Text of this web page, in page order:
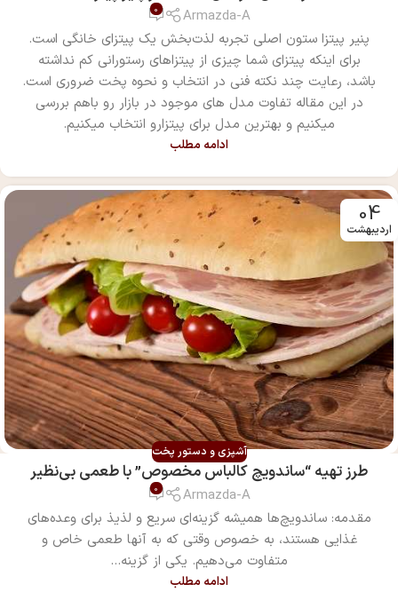
Armazda-A
0
پنیر پیتزا ستون اصلی تجربه لذت‌بخش یک پیتزای خانگی است.
برای اینکه پیتزای شما چیزی از پیتزاهای رستورانی کم نداشته
باشد، رعایت چند نکته فنی در انتخاب و نحوه پخت ضروری است.
در این مقاله تفاوت مدل های موجود در بازار رو باهم بررسی
میکنیم و بهترین مدل برای پیتزارو انتخاب میکنیم.
ادامه مطلب
04
اردیبهشت
آشپزی و دستور پخت
طرز تهیه “ساندویچ کالباس مخصوص” با طعمی بی‌نظیر
Armazda-A
0
مقدمه: ساندویچ‌ها همیشه گزینه‌ای سریع و لذیذ برای وعده‌های
غذایی هستند، به خصوص وقتی که به آنها طعمی خاص و
متفاوت می‌دهیم. یکی از گزینه...
ادامه مطلب